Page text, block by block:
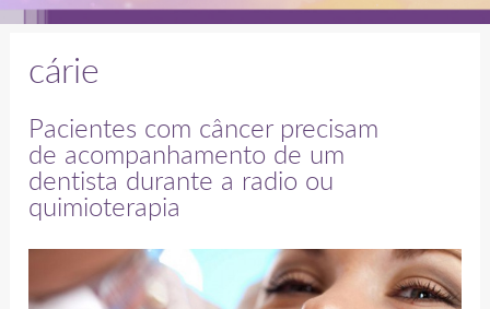
cárie
Pacientes com câncer precisam
de acompanhamento de um
dentista durante a radio ou
quimioterapia